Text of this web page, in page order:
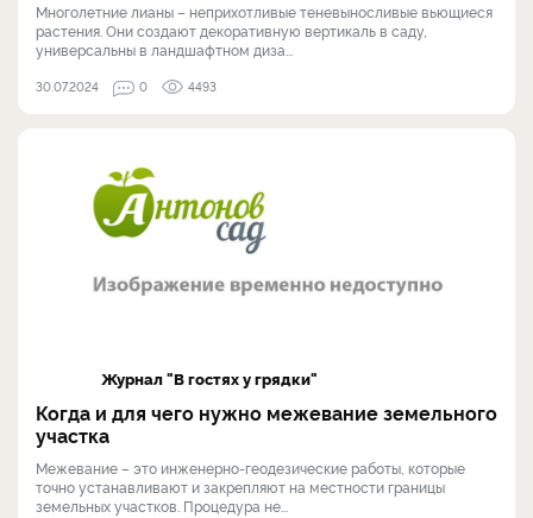
Многолетние лианы – неприхотливые теневыносливые вьющиеся
растения. Они создают декоративную вертикаль в саду,
универсальны в ландшафтном диза...
30.07.2024 0 4493
Журнал "В гостях у грядки"
Когда и для чего нужно межевание земельного
участка
Межевание – это инженерно-геодезические работы, которые
точно устанавливают и закрепляют на местности границы
земельных участков. Процедура не...